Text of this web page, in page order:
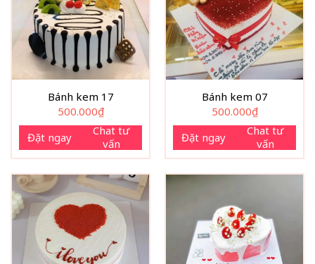
Bánh kem 17
500.000₫
Đặt ngay
Chat tư
vấn
Bánh kem 07
500.000₫
Đặt ngay
Chat tư
vấn